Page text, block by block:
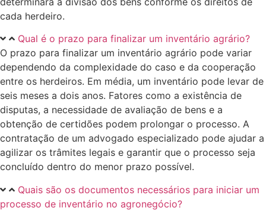
cada herdeiro.
Qual é o prazo para finalizar um inventário agrário?
O prazo para finalizar um inventário agrário pode variar
dependendo da complexidade do caso e da cooperação
entre os herdeiros. Em média, um inventário pode levar de
seis meses a dois anos. Fatores como a existência de
disputas, a necessidade de avaliação de bens e a
obtenção de certidões podem prolongar o processo. A
contratação de um advogado especializado pode ajudar a
agilizar os trâmites legais e garantir que o processo seja
concluído dentro do menor prazo possível.
Quais são os documentos necessários para iniciar um
processo de inventário no agronegócio?